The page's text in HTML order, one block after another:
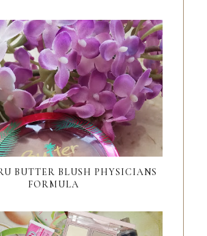
BUTTER BLUSH PHYSICIANS
FORMULA